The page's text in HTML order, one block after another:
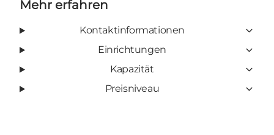
Mehr erfahren
Kontaktinformationen
Einrichtungen
Kapazität
Preisniveau